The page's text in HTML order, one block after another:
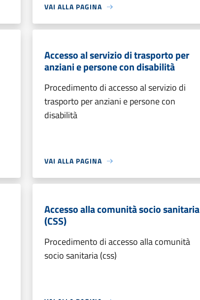
VAI ALLA PAGINA
Accesso al servizio di trasporto per
anziani e persone con disabilità
Procedimento di accesso al servizio di
trasporto per anziani e persone con
disabilità
VAI ALLA PAGINA
Accesso alla comunità socio sanitaria
(CSS)
Procedimento di accesso alla comunità
socio sanitaria (css)